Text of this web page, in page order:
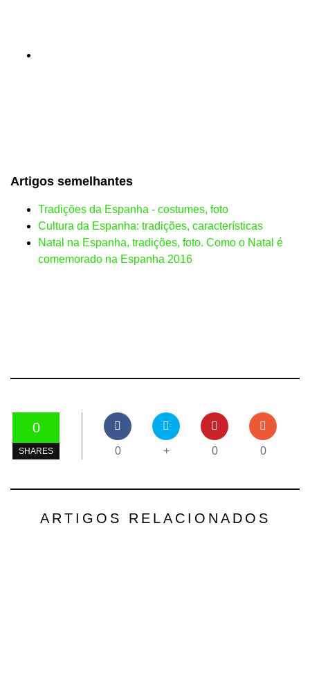
Artigos semelhantes
Tradições da Espanha - costumes, foto
Cultura da Espanha: tradições, características
Natal na Espanha, tradições, foto. Como o Natal é
comemorado na Espanha 2016
0
SHARES 0 + 0 0
ARTIGOS RELACIONADOS